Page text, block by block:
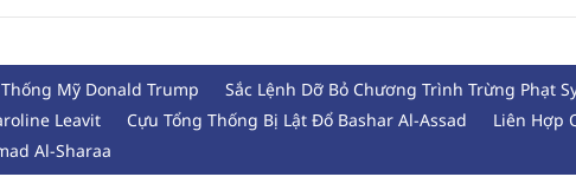
Mỹ Donald Trump
Sắc Lệnh Dỡ Bỏ Chương Trình Trừng Phạt
Leavit
Cựu Tổng Thống Bị Lật Đổ Bashar Al-Assad
Liên Hợp
Al-Sharaa